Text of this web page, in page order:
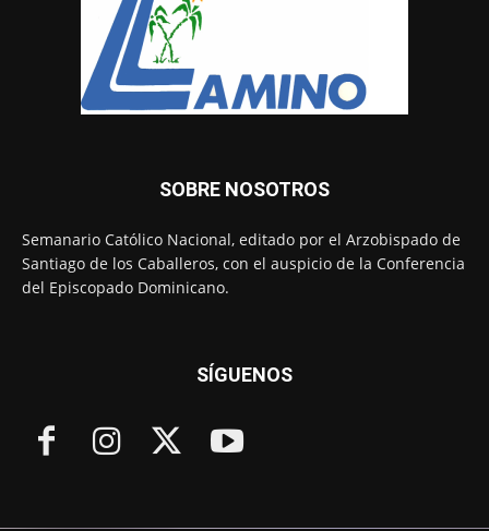
SOBRE NOSOTROS
Semanario Católico Nacional, editado por el Arzobispado de
Santiago de los Caballeros, con el auspicio de la Conferencia
del Episcopado Dominicano.
SÍGUENOS